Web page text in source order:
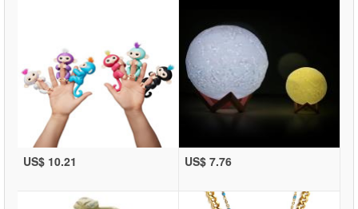
US$ 10.21 US$ 7.76